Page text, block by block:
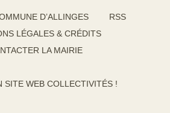
D’ALLINGES
RSS
LÉGALES & CRÉDITS
LA MAIRIE
SITE WEB COLLECTIVITÉS !